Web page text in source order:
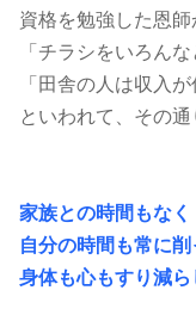
資格を勉強した恩師
「チラシをいろん
「田舎の人は収入
といわれて、その
家族との時間もなく
自分の時間も常に削
身体も心もすり減ら